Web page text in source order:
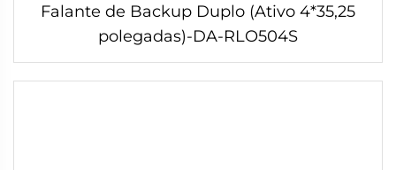
Falante de Backup Duplo (Ativo 4*35,25
polegadas)-DA-RLO504S